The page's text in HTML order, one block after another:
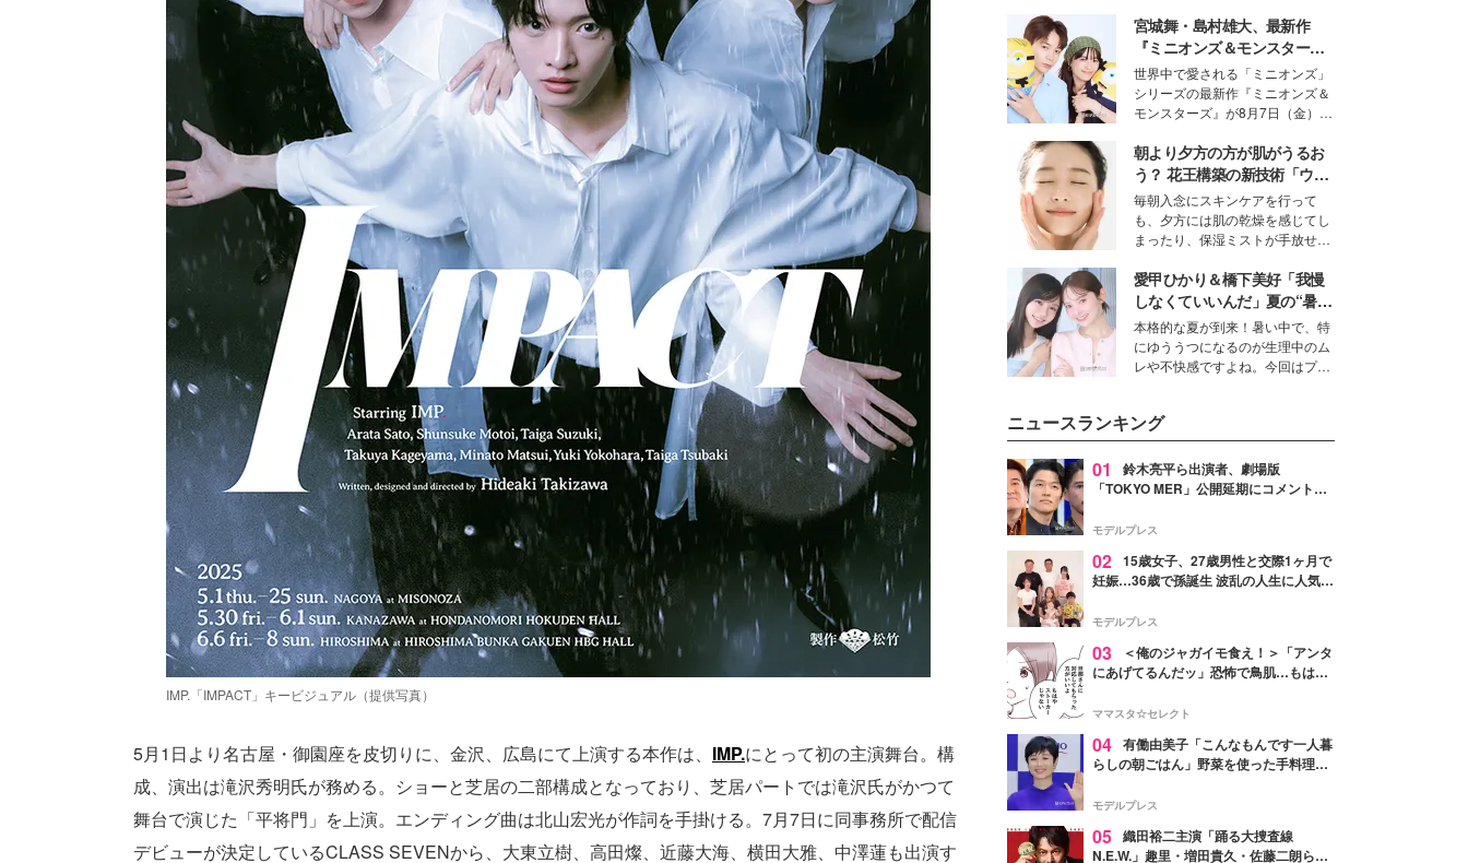
IMP.「IMPACT」キービジュアル（提供写真）
5月1日より名古屋・御園座を皮切りに、金沢、広島にて上演する本作は、 IMP.にとって初の主演舞台。構
成、演出は滝沢秀明氏が務める。ショーと芝居の二部構成となっており、芝居パートでは滝沢氏がかつて
舞台で演じた「平将門」を上演。エンディング曲は北山宏光が作詞を手掛ける。7月7日に同事務所で配信
デビューが決定しているCLASS SEVENから、大東立樹、高田燦、近藤大海、横田大雅、中澤蓮も出演す
ションの完成度を高めるベースと
して、“髪そのものの美しさ”に改
めて注目する人が増えている様
子。今回は、そんな憧れの艶やか
な髪を日常で叶える、美容好きの
女性たちのヘアケア事情を紹介し
ます。
宮城舞・島村雄大、最新作
『ミニオンズ＆モンスター
ズ』の魅力熱弁 ハチャメチャ
だけじゃない“友情と絆”に感
動
世界中で愛される「ミニオンズ」
シリーズの最新作『ミニオンズ＆
モンスターズ』が8月7日（金）に
ニオン好き”という共通点を持つモ
デルの宮城舞と島村雄大の特別対
談をお届け！それぞれの視点か
ら、今作ならではの魅力や予想外
の感動をもたらす奥深いストーリ
ーについて熱く語り合ってもらっ
た。
朝より夕方の方が肌がうるお
う？ 花王構築の新技術「ウォ
ーターキャプチャリングスキ
ン（捕水肌）」がスキンケア
の常識を変える予感
毎朝入念にスキンケアを行って
も、夕方には肌の乾燥を感じてし
まったり、保湿ミストが手放せな
な美容の常識を大きく変える可能
性を秘めた、革新的な「Water
Capturing Skin（ウォーターキャ
プチャリングスキン：捕水肌）」
技術を、花王が構築した。
愛甲ひかり＆橋下美好「我慢
しなくていいんだ」夏の“暑さ
対策”の新しい選択肢とは？
本格的な夏が到来！暑い中で、特
にゆううつになるのが生理中のム
レや不快感ですよね。今回はプラ
好さんを迎えて本音で女子会トー
ク。猛暑のお出かけを快適に過ご
すヒントや、2人が感動した夏の
生理の新常識にも迫りました。
ニュースランキング
01
鈴木亮平ら出演者、劇場版
「TOKYO MER」公開延期にコメント
最大の敬意とエールを」
モデルプレス
02 15歳女子、27歳男性と交際1ヶ月で
妊娠…36歳で孫誕生 波乱の人生に人気タ
よ！」
モデルプレス
03
＜俺のジャガイモ食え！＞「アンタ
にあげてるんだッ」恐怖で鳥肌…もはや
ママスタ☆セレクト
04 有働由美子「こんなもんです一人暮
らしの朝ごはん」野菜を使った手料理公
そう」と反響
モデルプレス
05 織田裕二主演「踊る大捜査線
N.E.W.」趣里・増田貴久・佐藤二朗ら新